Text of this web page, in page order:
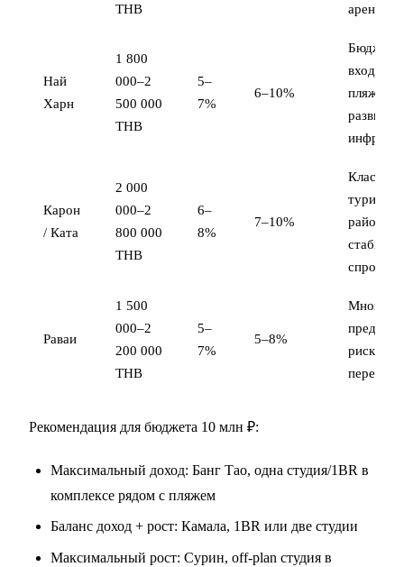
THB
аренды
Най
Харн
1 800
000–2
500 000
THB
5–
7%
6–10%
вход,
пляж,
развита
Карон
/ Ката
2 000
000–2
800 000
THB
6–
8%
7–10%
район,
спрос
Раваи
1 500
000–2
200 000
THB
5–
7%
5–8%
Много
риск
Рекомендация для бюджета 10 млн ₽:
Максимальный доход: Банг Тао, одна студия/1BR в
комплексе рядом с пляжем
Баланс доход + рост: Камала, 1BR или две студии
Максимальный рост: Сурин, off-plan студия в